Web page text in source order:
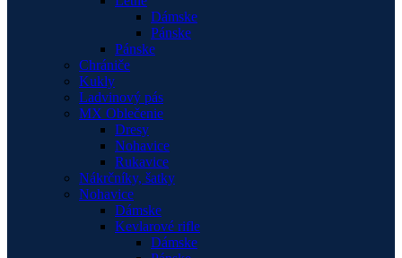
Dámske
Pánske
Pánske
Chrániče
Kukly
Ladvinový pás
MX Oblečenie
Dresy
Nohavice
Rukavice
Nákrčníky, šatky
Nohavice
Dámske
Kevlarové rifle
Dámske